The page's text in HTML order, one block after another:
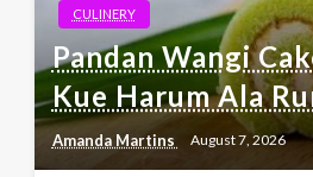
CULINERY
Pandan Wangi
Kue Harum Ala
Amanda Martins August 7, 2026